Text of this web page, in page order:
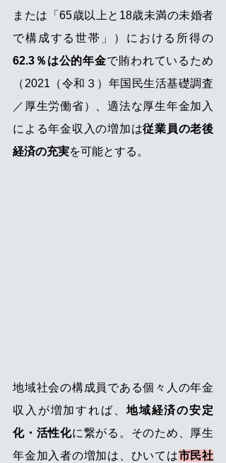
または「65歳以上と18歳未満の未婚者
で構成する世帯」）における所得の
62.3％は公的年金で賄われているため
（2021（令和３）年国民生活基礎調査
／厚生労働省）、適法な厚生年金加入
による年金収入の増加は従業員の老後
経済の充実を可能とする。
地域社会の構成員である個々人の年金
収入が増加すれば、 地域経済の安定
化・活性化に繋がる。そのため、厚生
年金加入者の増加は、ひいては市民社